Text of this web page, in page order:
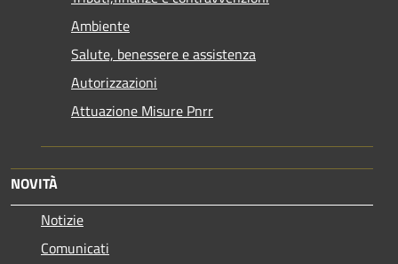
Ambiente
Salute, benessere e assistenza
Autorizzazioni
Attuazione Misure Pnrr
NOVITÀ
Notizie
Comunicati